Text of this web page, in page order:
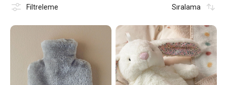
Filtreleme Sıralama